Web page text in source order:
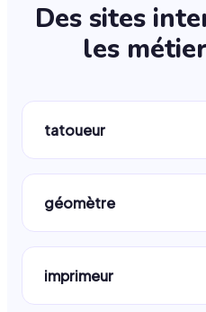
Des sites
les
tatoueur
géomètre
imprimeur